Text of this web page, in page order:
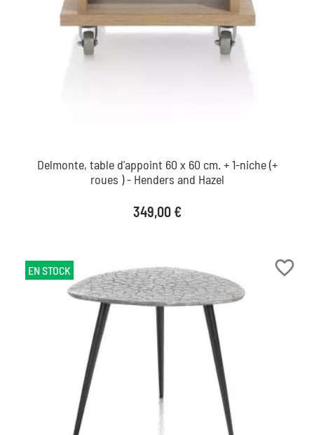
Delmonte, table d'appoint 60 x 60 cm. + 1-niche (+
roues ) - Henders and Hazel
Prix
349,00 €
favorite_border
EN STOCK